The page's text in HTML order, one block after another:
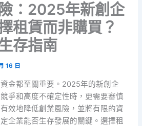
：2025年新創企
租賃而非購買？
存指南
16 日
金都至關重要。2025年的新創企
爭和高度不確定性時，更需要審慎
效地降低創業風險，並將有限的資
企業能否生存發展的關鍵。選擇租